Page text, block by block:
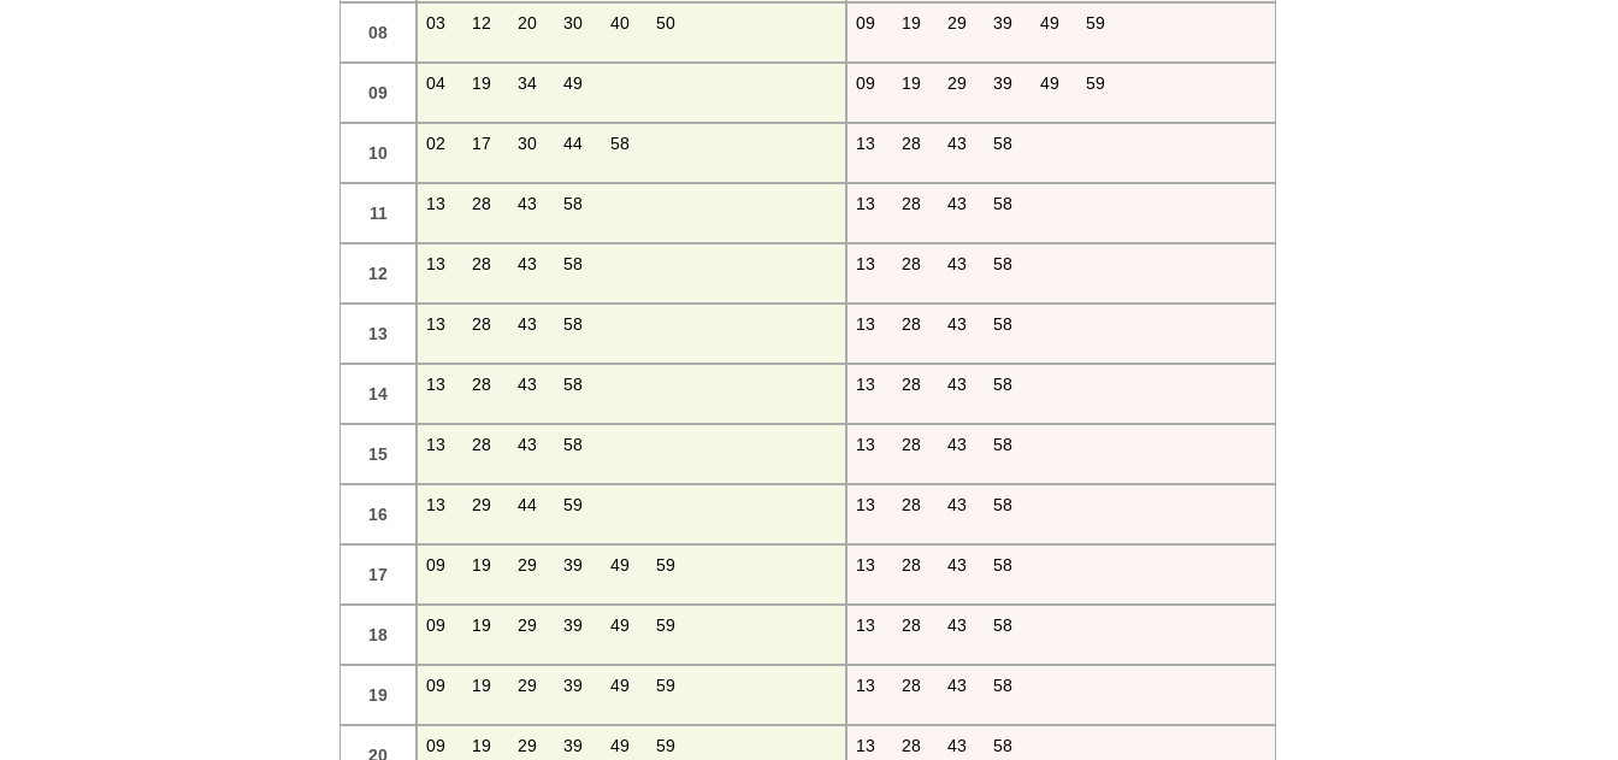
08 03 12 20 30 40 50 09 19 29 39 49 59
09 04 19 34 49 09 19 29 39 49 59
10 02 17 30 44 58 13 28 43 58
11 13 28 43 58 13 28 43 58
12 13 28 43 58 13 28 43 58
13 13 28 43 58 13 28 43 58
14 13 28 43 58 13 28 43 58
15 13 28 43 58 13 28 43 58
16 13 29 44 59 13 28 43 58
17 09 19 29 39 49 59 13 28 43 58
18 09 19 29 39 49 59 13 28 43 58
19 09 19 29 39 49 59 13 28 43 58
20 09 19 29 39 49 59 13 28 43 58